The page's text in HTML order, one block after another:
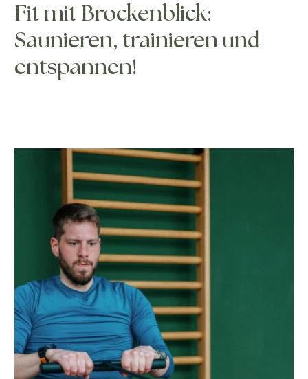
Fit mit Brockenblick:
Saunieren, trainieren und
entspannen!